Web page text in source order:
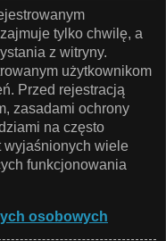
tylko chwilę, a
z witryny.
użytkownikom
Przed rejestracją
zasadami ochrony
na często
wyjaśnionych wiele
funkcjonowania
osobowych